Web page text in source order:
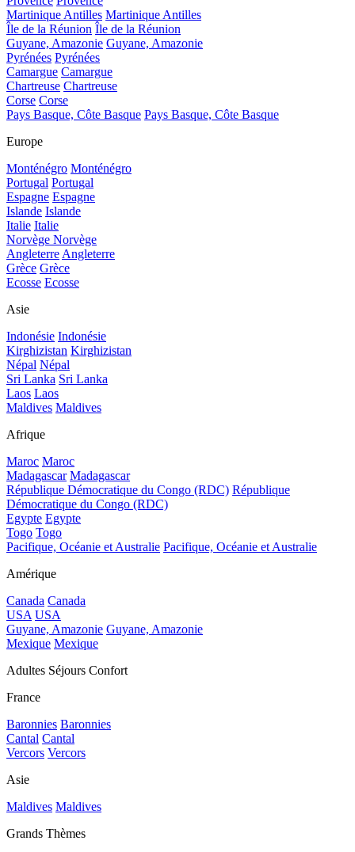
Martinique Antilles Martinique Antilles
Île de la Réunion Île de la Réunion
Guyane, Amazonie Guyane, Amazonie
Pyrénées Pyrénées
Camargue Camargue
Chartreuse Chartreuse
Corse Corse
Pays Basque, Côte Basque Pays Basque, Côte Basque
Europe
Monténégro Monténégro
Portugal Portugal
Espagne Espagne
Islande Islande
Italie Italie
Norvège Norvège
Angleterre Angleterre
Grèce Grèce
Ecosse Ecosse
Asie
Indonésie Indonésie
Kirghizistan Kirghizistan
Népal Népal
Sri Lanka Sri Lanka
Laos Laos
Maldives Maldives
Afrique
Maroc Maroc
Madagascar Madagascar
République Démocratique du Congo (RDC) République
Démocratique du Congo (RDC)
Egypte Egypte
Togo Togo
Pacifique, Océanie et Australie Pacifique, Océanie et Australie
Amérique
Canada Canada
USA USA
Guyane, Amazonie Guyane, Amazonie
Mexique Mexique
Adultes Séjours Confort
France
Baronnies Baronnies
Cantal Cantal
Vercors Vercors
Asie
Maldives Maldives
Grands Thèmes